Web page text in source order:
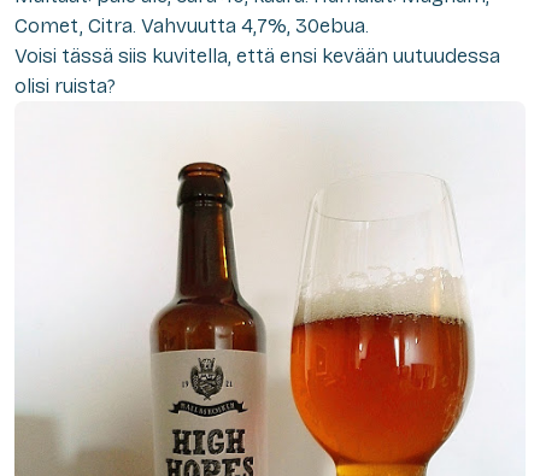
Comet, Citra. Vahvuutta 4,7%, 30ebua.
Voisi tässä siis kuvitella, että ensi kevään uutuudessa
olisi ruista?